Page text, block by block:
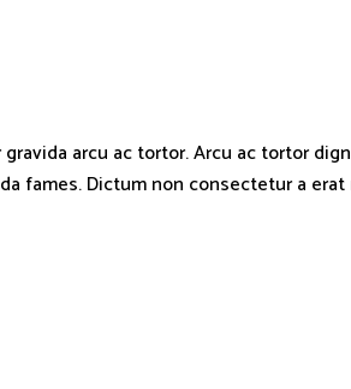
arcu ac tortor. Arcu ac tortor
fames. Dictum non consectetur a